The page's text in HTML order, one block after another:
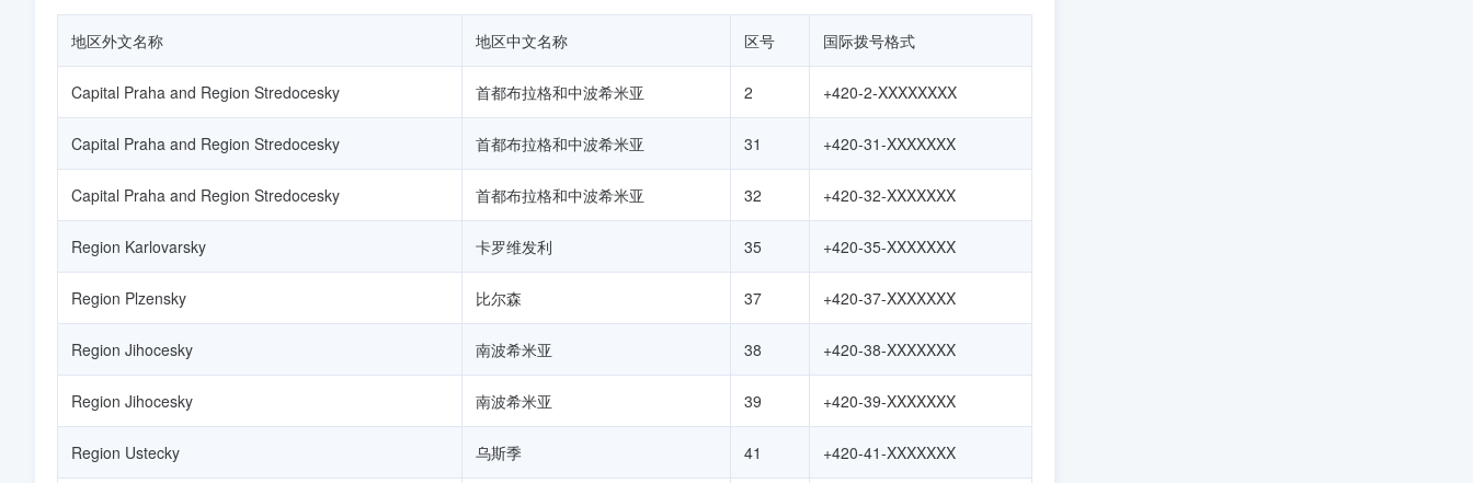
地区外文名称 地区中文名称 区号 国际拨号格式
Capital Praha and Region Stredocesky 首都布拉格和中波希米亚 2 +420-2-XXXXXXXX
Capital Praha and Region Stredocesky 首都布拉格和中波希米亚 31 +420-31-XXXXXXX
Capital Praha and Region Stredocesky 首都布拉格和中波希米亚 32 +420-32-XXXXXXX
Region Karlovarsky 卡罗维发利 35 +420-35-XXXXXXX
Region Plzensky 比尔森 37 +420-37-XXXXXXX
Region Jihocesky 南波希米亚 38 +420-38-XXXXXXX
Region Jihocesky 南波希米亚 39 +420-39-XXXXXXX
Region Ustecky 乌斯季 41 +420-41-XXXXXXX